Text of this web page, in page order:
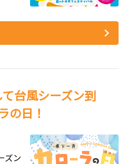
台風シーズン到
の日！
ズン